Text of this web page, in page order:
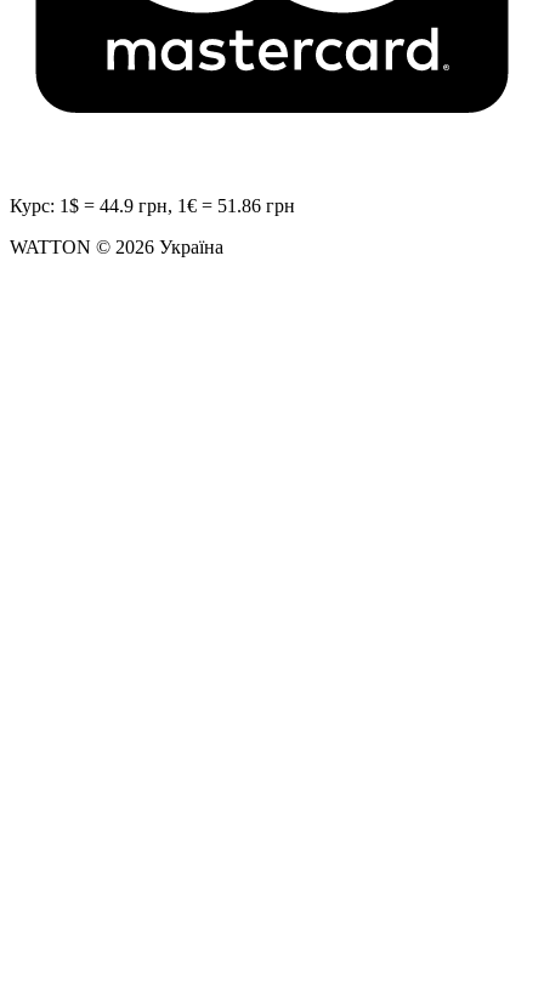
Курс: 1$ = 44.9 грн, 1€ = 51.86 грн
WATTON © 2026 Україна